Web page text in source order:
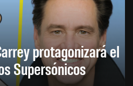
protagonizará el
Supersónicos